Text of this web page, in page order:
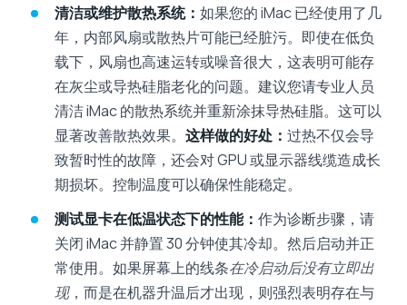
清洁或维护散热系统： 如果您的 iMac 已经使用了几
年，内部风扇或散热片可能已经脏污。即使在低负
载下，风扇也高速运转或噪音很大，这​​表明可能存
在灰尘或导热硅脂老化的问题。建议您请专业人员
清洁 iMac 的散热系统并重新涂抹导热硅脂。这可以
显著改善散热效果。 这样做的好处： 过热不仅会导
致暂时性的故障，还会对 GPU 或显示器线缆造成长
期损坏。控制温度可以确保性能稳定。
测试显卡在低温状态下的性能： 作为诊断步骤，请
关闭 iMac 并静置 30 分钟使其冷却。然后启动并正
常使用。如果屏幕上的线条在冷启动后没有立即出
现，而是在机器升温后才出现，则强烈表明存在与